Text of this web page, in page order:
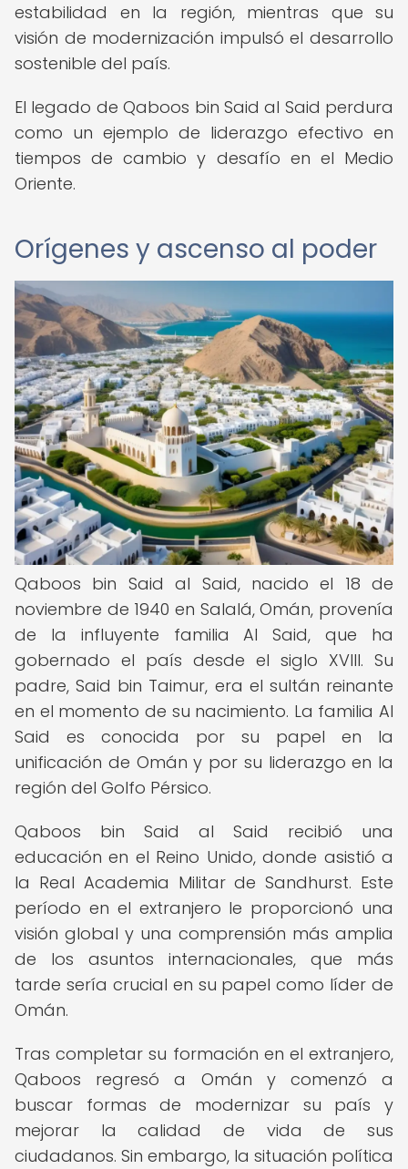
estabilidad en la región, mientras que su
visión de modernización impulsó el desarrollo
sostenible del país.
El legado de Qaboos bin Said al Said perdura
como un ejemplo de liderazgo efectivo en
tiempos de cambio y desafío en el Medio
Oriente.
Orígenes y ascenso al poder
Qaboos bin Said al Said, nacido el 18 de
noviembre de 1940 en Salalá, Omán, provenía
de la influyente familia Al Said, que ha
gobernado el país desde el siglo XVIII. Su
padre, Said bin Taimur, era el sultán reinante
en el momento de su nacimiento. La familia Al
Said es conocida por su papel en la
unificación de Omán y por su liderazgo en la
región del Golfo Pérsico.
Qaboos bin Said al Said recibió una
educación en el Reino Unido, donde asistió a
la Real Academia Militar de Sandhurst. Este
período en el extranjero le proporcionó una
visión global y una comprensión más amplia
de los asuntos internacionales, que más
tarde sería crucial en su papel como líder de
Omán.
Tras completar su formación en el extranjero,
Qaboos regresó a Omán y comenzó a
buscar formas de modernizar su país y
mejorar la calidad de vida de sus
ciudadanos. Sin embargo, la situación política